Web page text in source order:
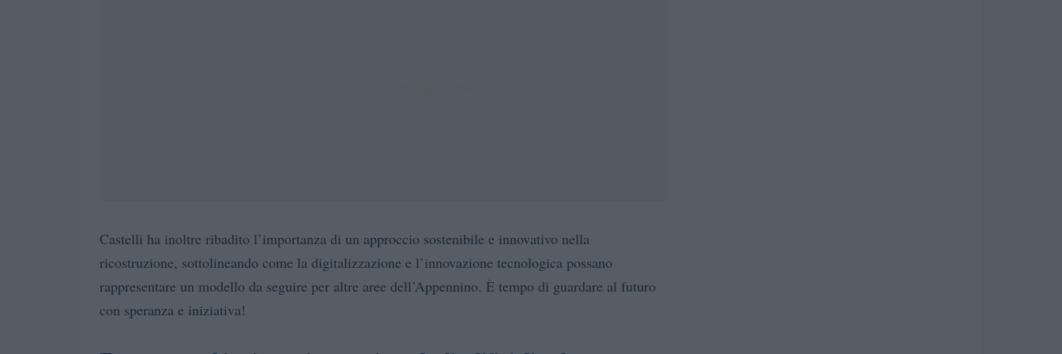
Castelli ha inoltre ribadito l’importanza di un approccio sostenibile e innovativo nella
ricostruzione, sottolineando come la digitalizzazione e l’innovazione tecnologica possano
rappresentare un modello da seguire per altre aree dell’Appennino. È tempo di guardare al futuro
con speranza e iniziativa!